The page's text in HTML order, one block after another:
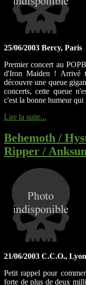
25/06/2003 Bercy, Paris
Premier concert au
d'Iron Maiden ! Arrivé
découvre une queue
concerts, cette queue
c'est la bonne humeur qui
Lire la suite...
Behemoth /
Ripper /
21/06/2003 C.C.O., Lyon
Petit rappel pour
forte de plus de deux